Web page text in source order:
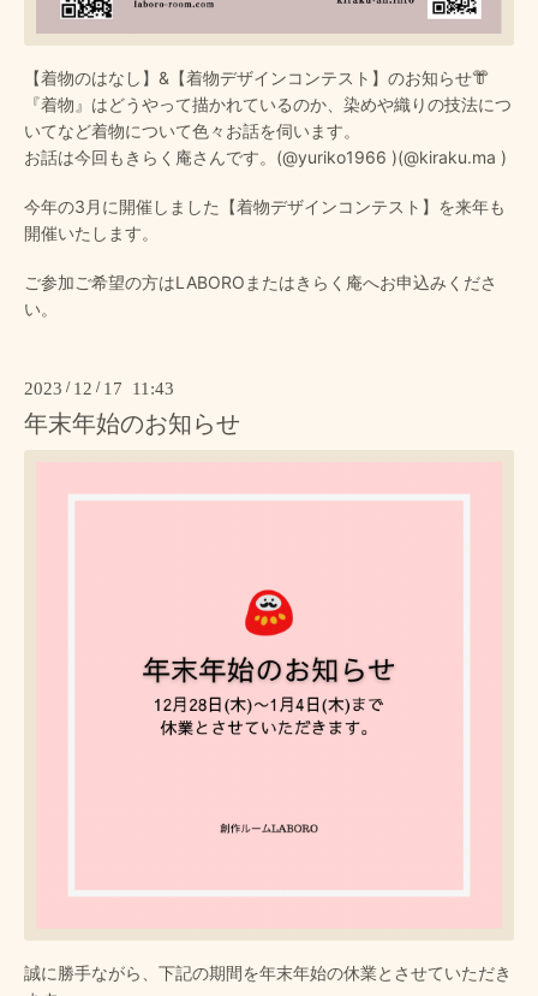
【着物のはなし】&【着物デザインコンテスト】のお知らせ👘
『着物』はどうやって描かれているのか、染めや織りの技法につ
いてなど着物について色々お話を伺います。
お話は今回もきらく庵さんです。(@yuriko1966 )(@kiraku.ma )
今年の3月に開催しました【着物デザインコンテスト】を来年も
開催いたします。
ご参加ご希望の方はLABOROまたはきらく庵へお申込みくださ
い。
2023 / 12 / 17 11:43
年末年始のお知らせ
誠に勝手ながら、下記の期間を年末年始の休業とさせていただき